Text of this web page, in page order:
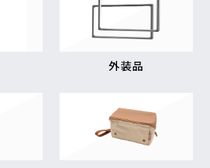
外装品